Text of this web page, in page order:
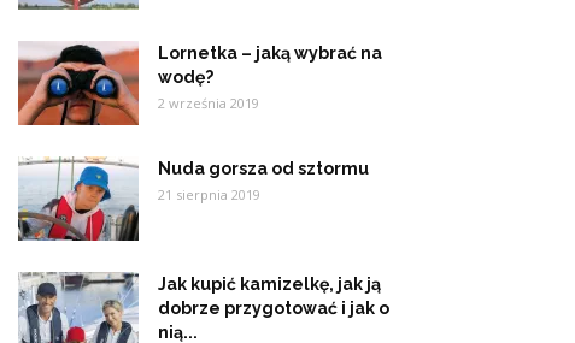
Lornetka – jaką wybrać na
wodę?
2 września 2019
Nuda gorsza od sztormu
21 sierpnia 2019
Jak kupić kamizelkę, jak ją
dobrze przygotować i jak o
nią...